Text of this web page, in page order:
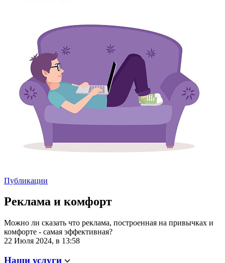
Публикации
Реклама и комфорт
Можно ли сказать что реклама, построенная на привычках и
комфорте - самая эффективная?
22 Июля 2024, в 13:58
Наши услуги